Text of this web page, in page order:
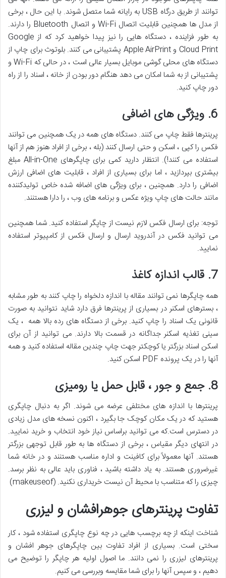
توانند از طریق درگاه USB به رایانه شما متصل شوند. با این حال ، برخی
از مدل ها همچنین قابلیت اتصال Wi-Fi و اتصال Bluetooth را دارند.
به طور فزاینده ، دستگاه هایی را نیز پیدا خواهید کرد که از Google
Cloud Print و Apple AirPrint پشتیبانی می کنند. بلوتوث برای چاپ از
دستگاه های محلی گوشی موبایل بسیار عالی است ، در حالی که Wi-Fi و
پشتیبانی از به شما امکان می دهد هنگام دور بودن از خانه ، اسناد را از راه
دور چاپ کنید.
6. ویژگی های اضافی
پرینترها فقط چاپ می کنند. دستگاه های همه در یک همچنین می توانند
فکس را کپی ، اسکن و حتی ارسال کنند (بله ، برخی از افراد هنوز هم از آنها
استفاده می کنند!). انتظار دارید کمی برای چاپگرهای All-in-One مبلغ
بیشتری بپردازید ، اما برای بسیاری از افراد ، قابلیت های اضافی ارزش
اضافی را دارد. همچنین ، برای ویژگی های اضافه شده خاص تولیدکننده
مانند حالت های چاپ ویژه عکس و برنامه های وب ، را دارا هستنند.
توجه: برای ارسال فکس لازم نیست از چاپگر استفاده کنید. شما همچنین
می توانید فکس در آندروید ارسال و ارسال فکس از کامپیوتر استفاده
نمایید.
7. قالب اندازه کاغذ
همه چاپگرها نمی توانند مقاله با اندازه دلخواه را چاپ کنند به طور مشابه
، بسترهای اسکنر در بسیاری از پرینترها فرق دارد شاید نتوانید به صورت
قانونی یک اسناد را چاپ کنید. برخی از دستگاه های رده بالا همه ، یک
سینی تغذیه اسکنر جداگانه در قسمت بالا دارند. می توانید از آن برای
اسکن اسناد بزرگتر یا کوچکتر جهت چاپ چندین مقاله استفاده کنید و همه
آنها را در یک پرونده PDF اسکن کنید.
8. جمع و جور ، قابل حمل یا رومیزی
پرینترها با اندازه های مختلفی عرضه می شوند. اگر به دنبال چاپگری
هستید که در یک مکان کوچک جا بگیرد ، اکنون نسخه های مدل زیادی
در دسترس است.که می توانید براساس نیاز خود انتخاب و خرید نمایید.
در انتهای دیگر مقیاس ، برخی از دستگاه ها به طور قابل توجهی بزرگتر
هستند. آنها معمولاً برای کافینت و اداره مناسب هستنند و در خانه شما
غیرضروری هستند. به یاد داشته باشید ، فناوری باید عالی به نظر برسد.
چیزی را که متناسب با محیط آن نیست خریداری نکنید. (makeuseof)
تفاوت پرینترهای جوهرافشان و لیزری
شناخت اینکه از چه برچسب هایی در چه نوع چاپگری استفاده شود ، کار
سختی است. بسیاری از افراد تفاوت بین چاپگرهای جوهر افشان و
پرینترهای لیزری را نمی دانند. ما اصول اولیه هر چاپگر را توضیح می
دهیم ، و سپس آنها را برای شما مقایسه وبررسی می کنیم.